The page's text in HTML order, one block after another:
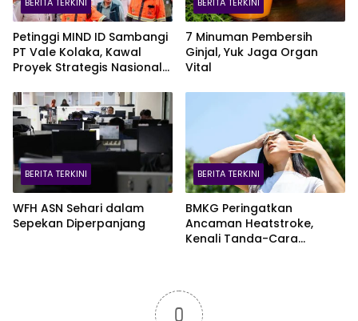
Petinggi MIND ID Sambangi
PT Vale Kolaka, Kawal
Proyek Strategis Nasional
7 Minuman Pembersih
Ginjal, Yuk Jaga Organ
Vital
BERITA TERKINI
WFH ASN Sehari dalam
Sepekan Diperpanjang
BERITA TERKINI
BMKG Peringatkan
Ancaman Heatstroke,
Kenali Tanda-Cara
0